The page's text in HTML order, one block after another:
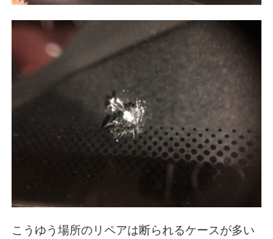
こうゆう場所のリペアは断られるケースが多い